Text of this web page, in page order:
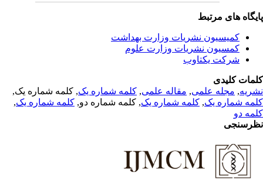
های مرتبط
کمیسیون نشریات وزارت بهداشت
کمسیون نشریات وزارت علوم
شرکت یکتاوب
کلیدی
,مجله علمی, مقاله علمی, کلمه شماره یک, کلمه شماره یک,
شماره یک,کلمه شماره یک, کلمه شماره دو,کلمه شماره یک,
دو